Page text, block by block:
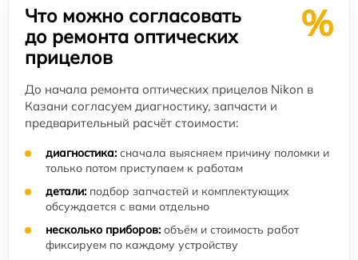
Что можно согласовать
до ремонта оптических
прицелов
%
До начала ремонта оптических прицелов Nikon в
Казани согласуем диагностику, запчасти и
предварительный расчёт стоимости:
диагностика: сначала выясняем причину поломки и
только потом приступаем к работам
детали: подбор запчастей и комплектующих
обсуждается с вами отдельно
несколько приборов: объём и стоимость работ
фиксируем по каждому устройству